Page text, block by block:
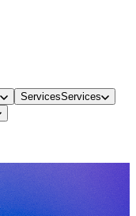
ServicesServices